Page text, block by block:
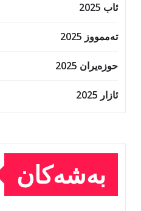
ئاب 2025
تەممووز 2025
حوزه‌یران 2025
ئازار 2025
بەشەکان